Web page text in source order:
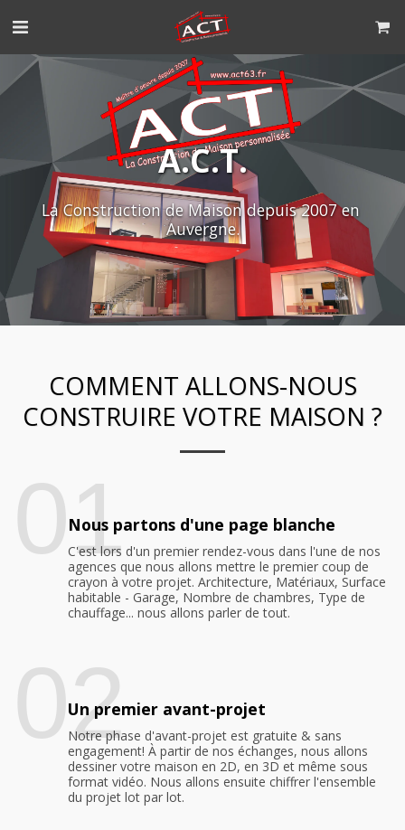
A.C.T.
La Construction de Maison depuis 2007 en
Auvergne.
COMMENT ALLONS-NOUS
CONSTRUIRE VOTRE MAISON ?
01
Nous partons d'une page blanche
C'est lors d'un premier rendez-vous dans l'une de nos
agences que nous allons mettre le premier coup de
crayon à votre projet. Architecture, Matériaux, Surface
habitable - Garage, Nombre de chambres, Type de
chauffage... nous allons parler de tout.
02
Un premier avant-projet
Notre phase d'avant-projet est gratuite & sans
engagement! À partir de nos échanges, nous allons
dessiner votre maison en 2D, en 3D et même sous
format vidéo. Nous allons ensuite chiffrer l'ensemble
du projet lot par lot.